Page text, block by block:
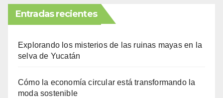
Entradas recientes
Explorando los misterios de las ruinas mayas en la
selva de Yucatán
Cómo la economía circular está transformando la
moda sostenible